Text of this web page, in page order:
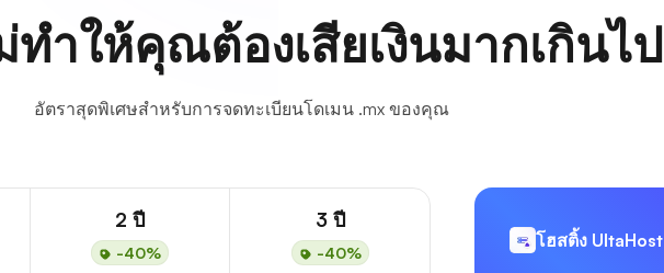
ทำให้คุณต้องเสียเงินมากเกินไป
อัตราสุดพิเศษสำหรับการจดทะเบียนโดเมน .mx ของคุณ
2 ปี
-40%
3 ปี
-40%
โฮสติ้ง UltaHost